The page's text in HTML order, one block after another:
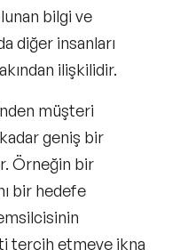
bilgi ve
diğer insanları
ilişkilidir.
müşteri
geniş bir
Örneğin bir
bir hedefe
tercih etmeye ikna